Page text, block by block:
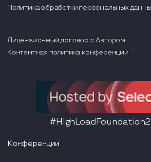
Конференции
Политика обработки персональных
Лицензионный договор с Автором
Контентная политика конференции